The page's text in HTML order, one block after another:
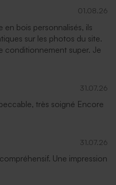
01.08.26
en bois personnalisés, ils
sur les photos du site.
conditionnement super. Je
31.07.26
très soigné Encore
31.07.26
Une impression